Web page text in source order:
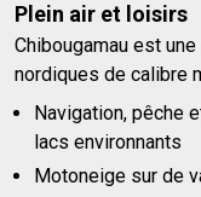
Plein air et loisirs
Chibougamau est
nordiques de calibre
Navigation, pêche
lacs environnants
Motoneige sur de